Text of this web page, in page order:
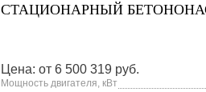
СТАЦИОНАРНЫЙ
Цена: от 6 500 319 руб.
Мощность двигателя, кВт